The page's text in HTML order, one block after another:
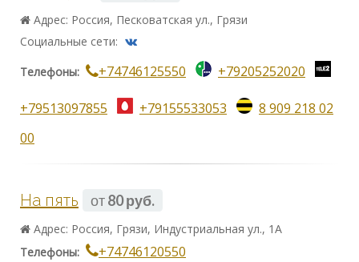
Адрес: Россия, Песковатская ул., Грязи
Социальные сети:
Телефоны: +74746125550 +79205252020
+79513097855 +79155533053
8 909 218 02
00
На пять от80 руб.
Адрес: Россия, Грязи, Индустриальная ул., 1А
Телефоны:
+74746120550